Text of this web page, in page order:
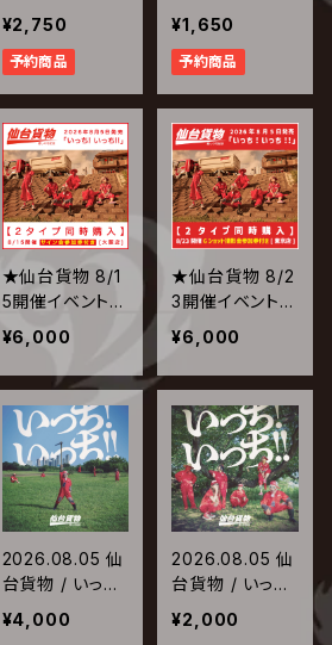
ON【Type-B】
¥2,750
予約商品
ON【Type-C】
¥1,650
予約商品
★仙台貨物 8/1
5開催イベント専
用商品★ 2026.
08.05 仙台貨物
/ いっち! いっち!!
【サイン会参加権
付】
¥6,000
★仙台貨物 8/2
3開催イベント専
用商品★ 2026.
08.05 仙台貨物
/ いっち! いっち!!
【6ショット撮影
会参加権付】
¥6,000
2026.08.05 仙
台貨物 / いっち!
いっち!!【Type-
¥4,000
2026.08.05 仙
台貨物 / いっち!
いっち!!【Type-
¥2,000